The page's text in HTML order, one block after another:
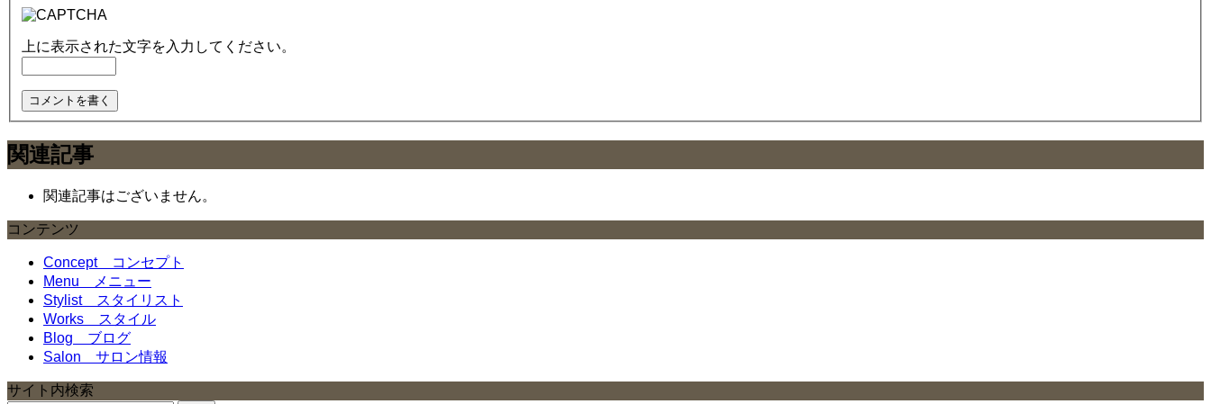
上に表示された文字を入力してください。
関連記事
関連記事はございません。
コンテンツ
Concept
コンセプト
Menu
メニュー
Stylist
スタイリスト
Works
スタイル
Blog ブログ
Salon サロン情報
サイト内検索